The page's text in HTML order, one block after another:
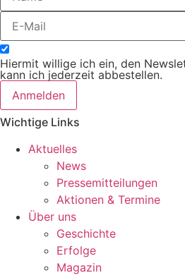
Hiermit willige ich ein, den
kann ich jederzeit abbestellen.
Anmelden
Wichtige Links
Aktuelles
News
Pressemitteilungen
Aktionen & Termine
Über uns
Geschichte
Erfolge
Magazin